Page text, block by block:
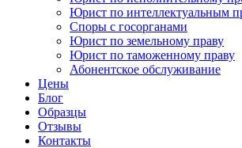
Юрист по интеллектуальным
Споры с госорганами
Юрист по земельному праву
Юрист по таможенному праву
Абонентское обслуживание
Цены
Блог
Образцы
Отзывы
Контакты